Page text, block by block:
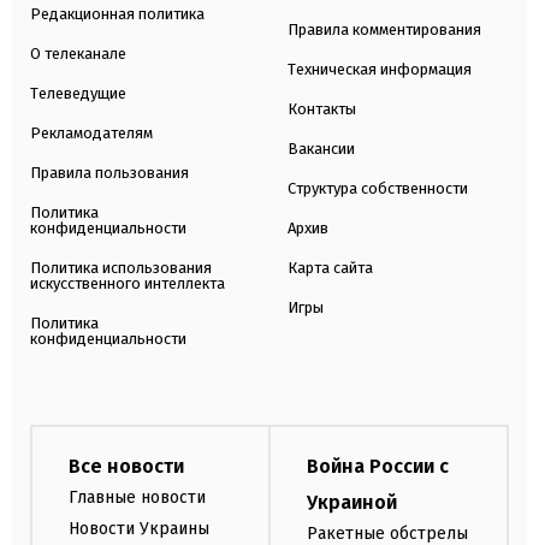
Редакционная политика
О телеканале
Телеведущие
Рекламодателям
Правила пользования
Политика
конфиденциальности
Политика использования
искусственного интеллекта
Политика
конфиденциальности
Правила комментирования
Техническая информация
Контакты
Вакансии
Структура собственности
Архив
Карта сайта
Игры
Все новости
Главные новости
Новости Украины
Война России с
Украиной
Ракетные обстрелы